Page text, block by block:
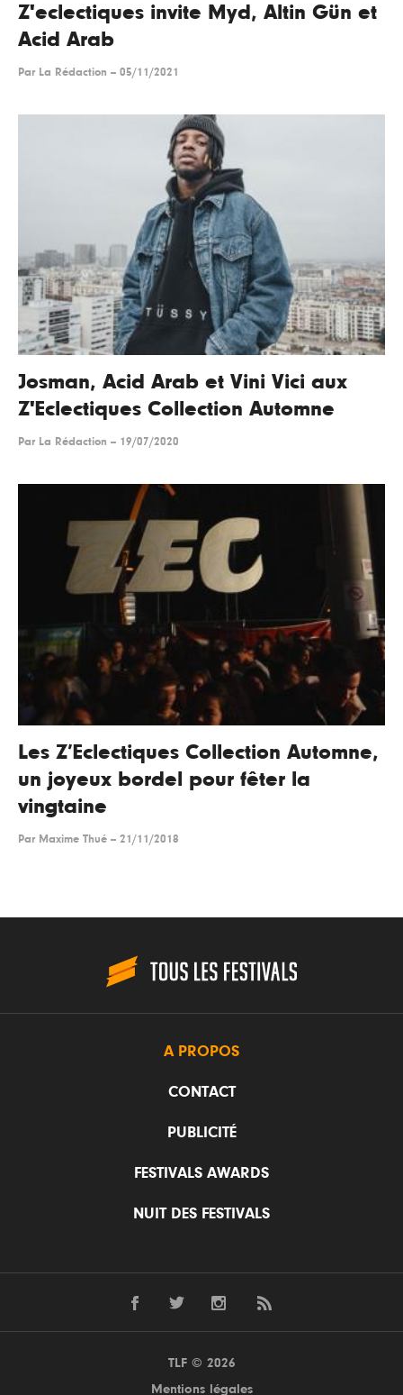
Z'eclectiques invite Myd, Altin Gün et
Acid Arab
Par La Rédaction -- 05/11/2021
Josman, Acid Arab et Vini Vici aux
Z'Eclectiques Collection Automne
Par La Rédaction -- 19/07/2020
Les Z’Eclectiques Collection Automne,
un joyeux bordel pour fêter la
vingtaine
Par Maxime Thué -- 21/11/2018
A PROPOS
CONTACT
PUBLICITÉ
FESTIVALS AWARDS
NUIT DES FESTIVALS
TLF © 2026
Mentions légales